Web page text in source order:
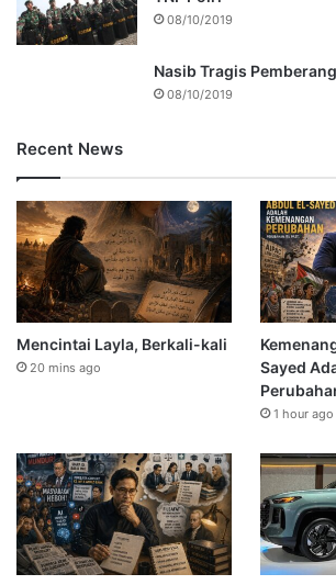
08/10/2019
Nasib Tragis
08/10/2019
Recent News
Mencintai Layla, Berkali-kali
20 mins ago
Sayed
1 hour ago